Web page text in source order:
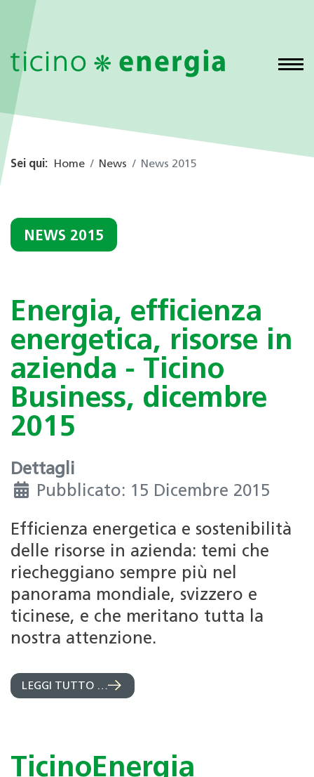
Sei qui: Home News News 2015
NEWS 2015
Energia, efficienza
energetica, risorse in
azienda - Ticino
Business, dicembre
2015
Dettagli
Pubblicato: 15 Dicembre 2015
Efficienza energetica e sostenibilità
delle risorse in azienda: temi che
riecheggiano sempre più nel
panorama mondiale, svizzero e
ticinese, e che meritano tutta la
nostra attenzione.
LEGGI TUTTO …
TicinoEnergia